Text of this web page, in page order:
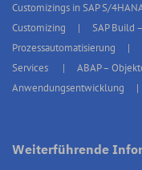
Customizings in SAP S/
Customizing
SAP Build
Prozessautomatisierung
Services
ABAP –
Anwendungsentwicklung
Weiterführende